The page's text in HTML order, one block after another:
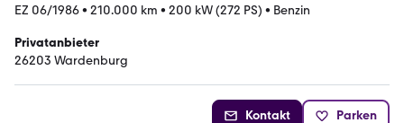
EZ 06/1986• 210.000 km • 200 kW (272 PS) • Benzin
Privatanbieter
26203 Wardenburg
Kontakt Parken